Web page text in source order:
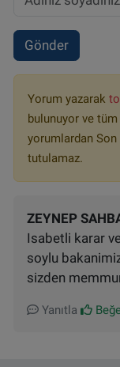
Gönder
Yorum yazarak
bulunuyor ve
yorumlardan
tutulamaz.
ZEYNEP
Isabetli karar
soylu
sizden
Yanıtla